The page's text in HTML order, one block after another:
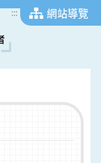
::: 網站導覽